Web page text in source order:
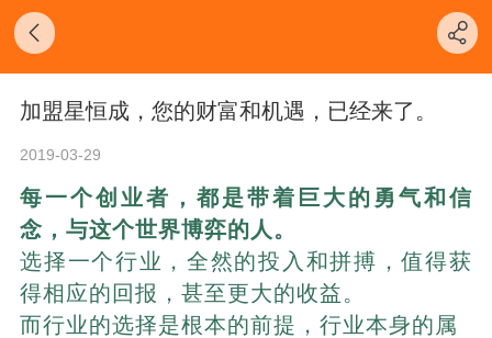
加盟星恒成，您的财富和机遇，已经来了。
2019-03-29
每一个创业者，都是带着巨大的勇气和信
念，与这个世界博弈的人。
选择一个行业，全然的投入和拼搏，值得获
得相应的回报，甚至更大的收益。
而行业的选择是根本的前提，行业本身的属